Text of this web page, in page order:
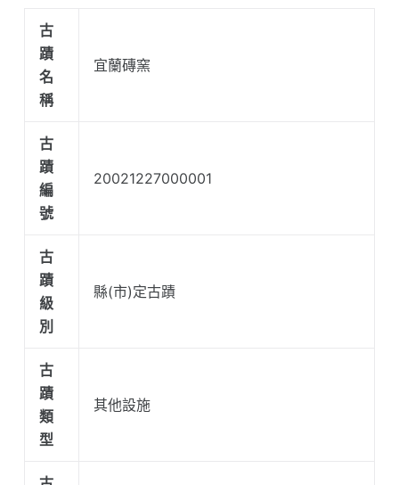
古
蹟
名
稱
宜蘭磚窯
古
蹟
編
號
20021227000001
古
蹟
級
別
縣(市)定古蹟
古
蹟
類
型
其他設施